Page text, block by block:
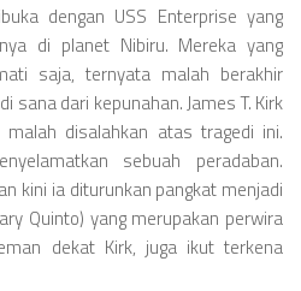
dengan USS Enterprise yang
di planet Nibiru. Mereka yang
saja, ternyata malah berakhir
sana dari kepunahan. James T. Kirk
malah disalahkan atas tragedi ini.
sebuah peradaban.
kini ia diturunkan pangkat menjadi
Quinto) yang merupakan perwira
dekat Kirk, juga ikut terkena